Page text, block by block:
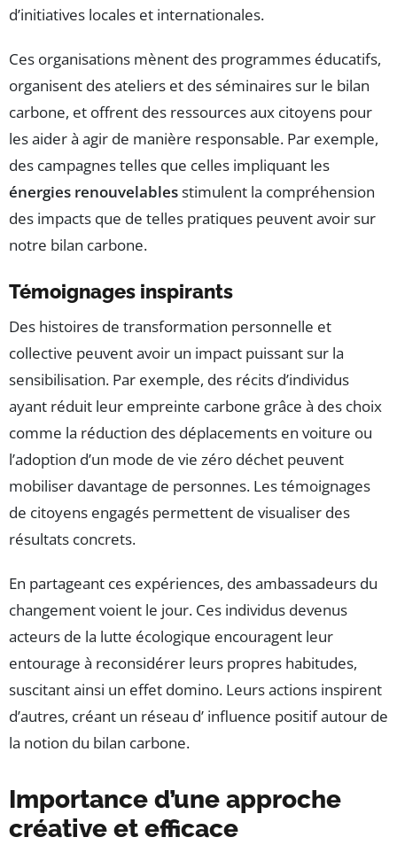
d’initiatives locales et internationales.
Ces organisations mènent des programmes éducatifs,
organisent des ateliers et des séminaires sur le bilan
carbone, et offrent des ressources aux citoyens pour
les aider à agir de manière responsable. Par exemple,
des campagnes telles que celles impliquant les
énergies renouvelablesstimulent la compréhension
des impacts que de telles pratiques peuvent avoir sur
notre bilan carbone.
Témoignages inspirants
Des histoires de transformation personnelle et
collective peuvent avoir un impact puissant sur la
sensibilisation. Par exemple, des récits d’individus
ayant réduit leur empreinte carbone grâce à des choix
comme la réduction des déplacements en voiture ou
l’adoption d’un mode de vie zéro déchet peuvent
mobiliser davantage de personnes. Les témoignages
de citoyens engagés permettent de visualiser des
résultats concrets.
En partageant ces expériences, des ambassadeurs du
changement voient le jour. Ces individus devenus
acteurs de la lutte écologique encouragent leur
entourage à reconsidérer leurs propres habitudes,
suscitant ainsi un effet domino. Leurs actions inspirent
d’autres, créant un réseau d’ influence positif autour de
la notion du bilan carbone.
Importance d’une approche
créative et efficace